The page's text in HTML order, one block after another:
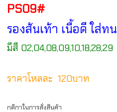
PS09#
รองส้นเท้า เนื้อดี ใส่ทน
มีสี 02,04,08,09,10,18,28,29
ราคาโหลละ 120บาท
กติกาในการสั่งสินค้า